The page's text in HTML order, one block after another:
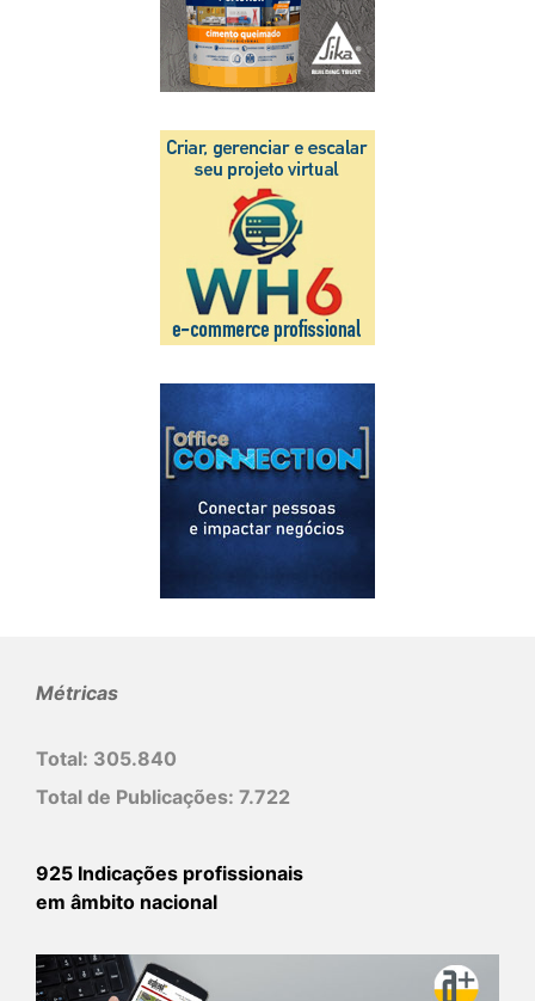
Métricas
Total: 305.840
Total de Publicações: 7.722
925 Indicações profissionais
em âmbito nacional